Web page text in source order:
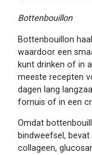
Bottenbouillon
Bottenbouillon
waardoor een
kunt drinken of in
meeste recepten
dagen lang
fornuis of in een
Omdat
bindweefsel,
collageen,